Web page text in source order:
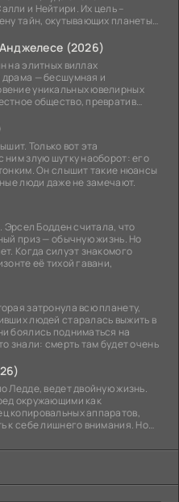
и Нейтири. Их цель –
тайн, окутывающих планеты
(2026)
на элитных виллах
драма — бесшумная и
уникальных ювелирных
общество, превратив
Только вот эта
ним злую шутку наоборот: его
Он слышит такие нюансы
люди даже не замечают.
Эрсел Бодден считала, что
приз — обычную жизнь. Но
Когда силуэт знакомого
её тихой гавани,
затронула всю планету,
людей старалась выжить в
боялись подниматься на
знали: смерть там будет очень
Ледде, ведет двойную жизнь.
окружающими как
копировальных аппаратов,
к себе лишнего внимания. Но